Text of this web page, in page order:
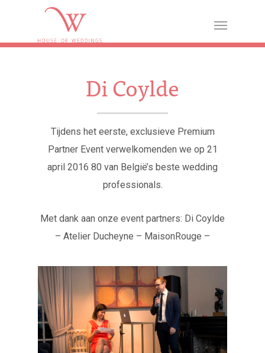
Di Coylde
Tijdens het eerste, exclusieve Premium
Partner Event verwelkomenden we op 21
april 2016 80 van België’s beste wedding
professionals.
Met dank aan onze event partners: Di Coylde
– Atelier Ducheyne – MaisonRouge –